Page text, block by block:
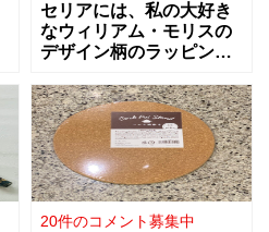
セリアには、私の大好き
なウィリアム・モリスの
デザイン柄のラッピング
です！【サテンリボンマ
スターピースコレクショ
ン/WM】もとっても素敵
なので、紹介しますね。
サテンリボンの材質は、
ポリエステル。サイズ
は、約幅30㎜ x
20件のコメント募集中